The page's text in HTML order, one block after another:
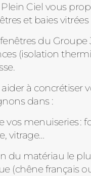
Ciel vous
et baies
du
(isolation
à concrétiser
dans :
vos menuiseries :
vitrage…
du matériau le
(chêne français